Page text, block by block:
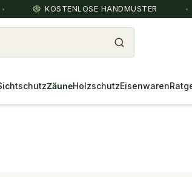
KOSTENLOSE HANDMUSTER
ZäuneHolzschutzEisenwaren